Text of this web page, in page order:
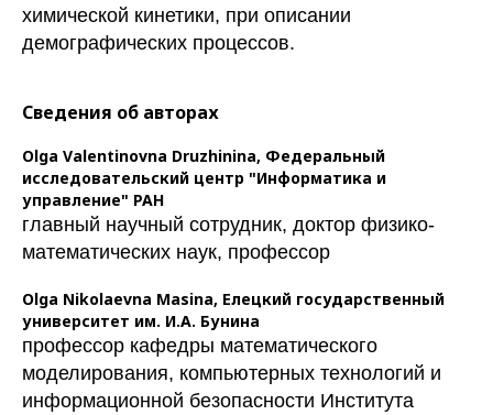
химической кинетики, при описании
демографических процессов.
Сведения об авторах
Olga Valentinovna Druzhinina, Федеральный
исследовательский центр "Информатика и
управление" РАН
главный научный сотрудник, доктор физико-
математических наук, профессор
Olga Nikolaevna Masina, Елецкий государственный
университет им. И.А. Бунина
профессор кафедры математического
моделирования, компьютерных технологий и
информационной безопасности Института